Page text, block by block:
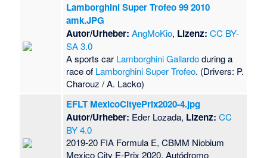
Lamborghini Super Trofeo 99 2010
amk.JPG
Autor/Urheber: AngMoKio, Lizenz: CC BY-
SA 3.0
A sports car Lamborghini Gallardoduring a
race of Lamborghini Super Trofeo. (Drivers: P.
Charouz / A. Lacko)
EFLT MexicoCityePrix2020-4.jpg
Autor/Urheber: Eder Lozada, Lizenz: CC
BY 4.0
2019-20 FIA Formula E, CBMM Niobium
Mexico City E-Prix 2020, Autódromo